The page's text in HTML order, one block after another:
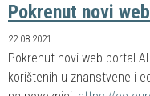
Pokrenut novi
22.08.2021.
Pokrenut novi web portal
korištenih u znanstvene i